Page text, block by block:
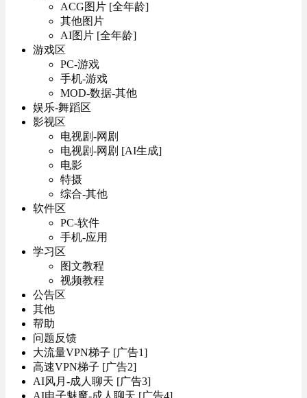
ACG图片 [全年龄]
其他图片
AI图片 [全年龄]
游戏区
PC-游戏
手机-游戏
MOD-数据-其他
娱乐-舞蹈区
影视区
电视剧-网剧
电视剧-网剧 [AI生成]
电影
特摄
综合-其他
软件区
PC-软件
手机-应用
学习区
图文教程
视频教程
公告区
其他
帮助
问题反馈
大流量VPN梯子 [广告1]
高速VPN梯子 [广告2]
AI风月-成人聊天 [广告3]
AI电子魅魔-成人聊天 [广告4]